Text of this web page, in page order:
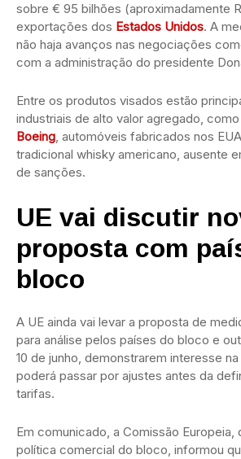
sobre € 95 bilhões (aproximadamente
exportações dos Estados Unidos. A
não haja avanços nas negociações
com a administração do presidente
Entre os produtos visados estão
industriais de alto valor agregado,
Boeing, automóveis fabricados nos
tradicional whisky americano, ausente
de sanções.
UE vai discutir
proposta com
bloco
A UE ainda vai levar a proposta de
para análise pelos países do bloco e
10 de junho, demonstrarem interesse
poderá passar por ajustes antes da
tarifas.
Em comunicado, a Comissão Europeia,
política comercial do bloco, informou